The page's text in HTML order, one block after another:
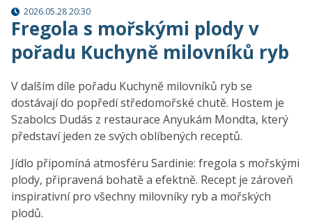
2026.05.28 20:30
Fregola s mořskými plody v
pořadu Kuchyně milovníků ryb
V dalším díle pořadu Kuchyně milovníků ryb se
dostávají do popředí středomořské chutě. Hostem je
Szabolcs Dudás z restaurace Anyukám Mondta, který
představí jeden ze svých oblíbených receptů.
Jídlo připomíná atmosféru Sardinie: fregola s mořskými
plody, připravená bohatě a efektně. Recept je zároveň
inspirativní pro všechny milovníky ryb a mořských
plodů.